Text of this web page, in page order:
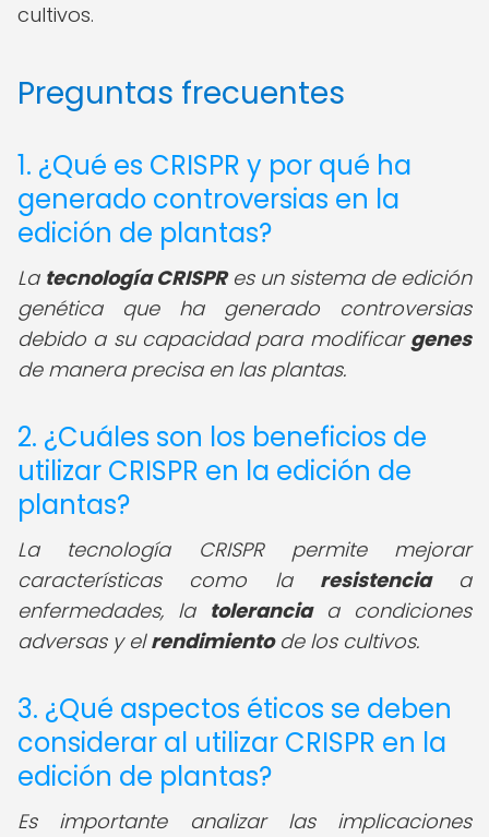
cultivos.
Preguntas frecuentes
1. ¿Qué es CRISPR y por qué ha
generado controversias en la
edición de plantas?
La tecnología CRISPRes un sistema de edición
genética que ha generado controversias
debido a su capacidad para modificar genes
de manera precisa en las plantas.
2. ¿Cuáles son los beneficios de
utilizar CRISPR en la edición de
plantas?
La tecnología CRISPR permite mejorar
características como la resistenciaa
enfermedades, la toleranciaa condiciones
adversas y elrendimientode los cultivos.
3. ¿Qué aspectos éticos se deben
considerar al utilizar CRISPR en la
edición de plantas?
Es importante analizar las implicaciones